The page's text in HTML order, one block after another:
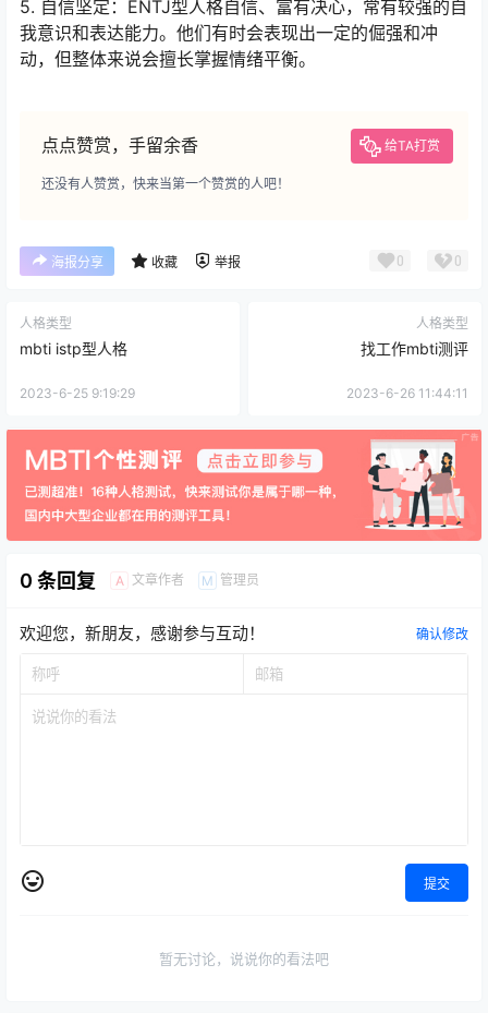
5. 自信坚定：ENTJ型人格自信、富有决心，常有较强的自
我意识和表达能力。他们有时会表现出一定的倔强和冲
动，但整体来说会擅长掌握情绪平衡。
点点赞赏，手留余香 给TA打赏
还没有人赞赏，快来当第一个赞赏的人吧！
海报分享 收藏 举报 0 0
人格类型
mbti istp型人格
2023-6-25 9:19:29
人格类型
找工作mbti测评
2023-6-26 11:44:11
0 条回复 A 文章作者 M 管理员
欢迎您，新朋友，感谢参与互动！ 确认修改
提交
暂无讨论，说说你的看法吧